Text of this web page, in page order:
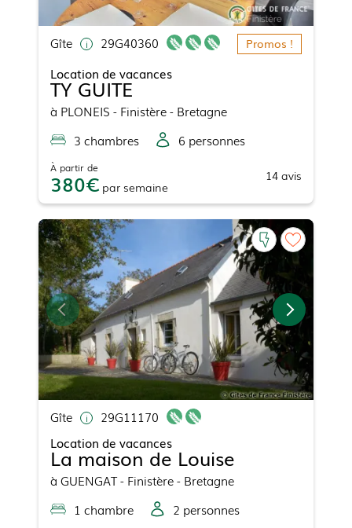
Gîte 29G40360 Promos !
Location de vacances
TY GUITE
à PLONEIS - Finistère - Bretagne
3 chambres 6 personnes
À partir de
380 par semaine
14 avis
Gîte
29G11170
Location de vacances
La maison de Louise
à GUENGAT- Finistère - Bretagne
1 chambre 2 personnes